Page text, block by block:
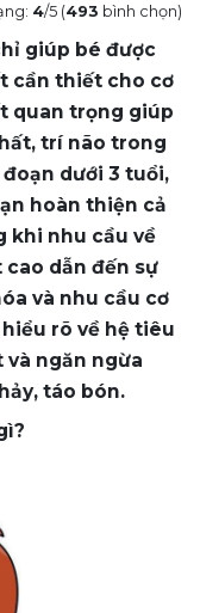
4/5 (493 bình chọn)
giúp bé được
cần thiết cho cơ
quan trọng giúp
trí não trong
dưới 3 tuổi,
hoàn thiện cả
khi nhu cầu về
dẫn đến sự
và nhu cầu cơ
rõ về hệ tiêu
ngăn ngừa
táo bón.